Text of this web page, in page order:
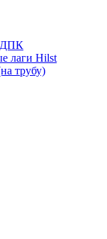
ДПК
лаги Hilst
трубу)